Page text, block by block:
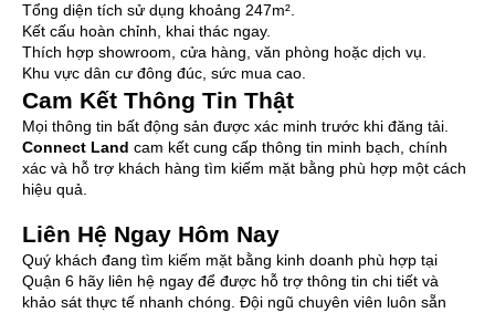
Tổng diện tích sử dụng khoảng 247m².
Kết cấu hoàn chỉnh, khai thác ngay.
Thích hợp showroom, cửa hàng, văn phòng hoặc dịch vụ.
Khu vực dân cư đông đúc, sức mua cao.
Cam Kết Thông Tin Thật
Mọi thông tin bất động sản được xác minh trước khi đăng tải.
Connect Land cam kết cung cấp thông tin minh bạch, chính
xác và hỗ trợ khách hàng tìm kiếm mặt bằng phù hợp một cách
hiệu quả.
Liên Hệ Ngay Hôm Nay
Quý khách đang tìm kiếm mặt bằng kinh doanh phù hợp tại
Quận 6 hãy liên hệ ngay để được hỗ trợ thông tin chi tiết và
khảo sát thực tế nhanh chóng. Đội ngũ chuyên viên luôn sẵn